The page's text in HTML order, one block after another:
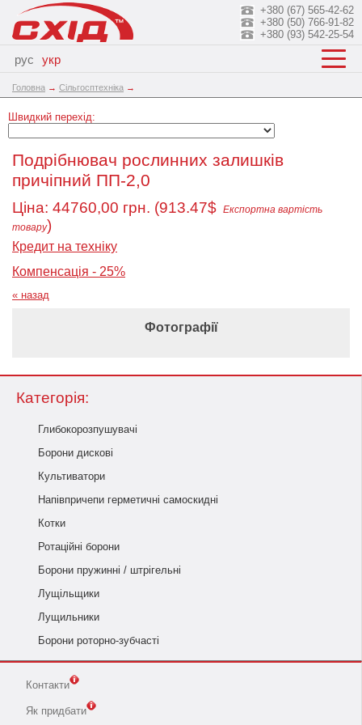
рус укр
+380 (67) 565-42-62
+380 (50) 766-91-82
+380 (93) 542-25-54
Головна → Сільгосптехніка →
Категорія:
Глибокорозпушувачі
Борони дискові
Культиватори
Напівпричепи герметичні самоскидні
Котки
Ротаційні борони
Борони пружинні / штрігельні
Лущільщики
Лущильники
Борони роторно-зубчасті
Контакти
Як придбати
Швидкий перехід:
Подрібнювач рослинних залишків
причіпний ПП-2,0
Ціна: 44760,00 грн. (913.47$ Експортна вартість
товару)
Кредит на техніку
Компенсація - 25%
« назад
Фотографії